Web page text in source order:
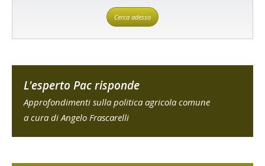
Cerca adesso
L'esperto Pac risponde
Approfondimenti sulla politica agricola comune
a cura di Angelo Frascarelli